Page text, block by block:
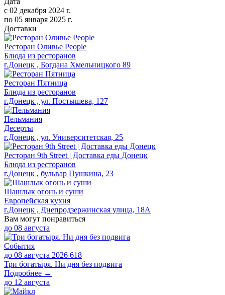
с 02 декабря 2024 г.
по 05 января 2025 г.
Доставки
Ресторан Оливье People
Блюда из ресторанов
г.Донецк , Богдана Хмельницкого 89
Ресторан Пятница
Блюда из ресторанов
г.Донецк , ул. Постышева, 127
Пельмания
Десерты
г.Донецк , ул. Университетская, 25
Ресторан 9th Street | Доставка еды Донецк
Блюда из ресторанов
г.Донецк , бульвар Пушкина, 23
Шашлык огонь и суши
Европейская кухня
г.Донецк , Днепродзержинская улица, 18А
Вам могут понравиться
до 08 августа
События
до 08 августа 2026 618
Три богатыря. Ни дня без подвига
Подробнее →
до 12 августа